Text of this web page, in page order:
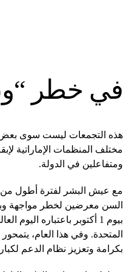
في خطر
هذه التجمعات ليست سوى بعض
مختلف المنظمات الإماراتية
ومتفاعلين في الدولة.
مع عيش البشر لفترة أطول
السن معرضين لخطر مواجهة
بيوم 1 أكتوبر باعتباره
المتحدة. وفي هذا العام،
بكرامة وتعزيز نظام الدعم